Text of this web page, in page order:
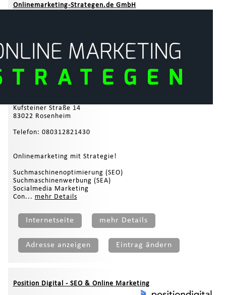
Onlinemarketing-Strategen.de GmbH
Kufsteiner Straße 14
83022 Rosenheim
Telefon: 080312821430
Onlinemarketing mit Strategie!
Suchmaschinenoptimierung (SEO)
Suchmaschinenwerbung (SEA)
Socialmedia Marketing
Con... mehr Details
Internetseite mehr Details
Adresse anzeigen Eintrag ändern
Position Digital - SEO & Online Marketing